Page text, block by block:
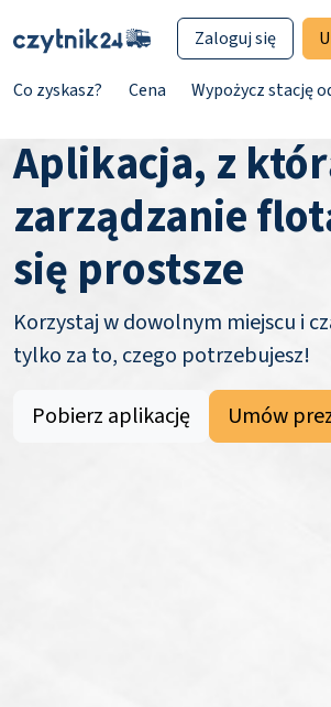
Co zyskasz? Cena Wypożycz stację
Zaloguj się
Aplikacja, z
zarządzanie
się prostsze
Korzystaj w dowolnym miejscu i
tylko za to, czego potrzebujesz!
Pobierz aplikację
Umów